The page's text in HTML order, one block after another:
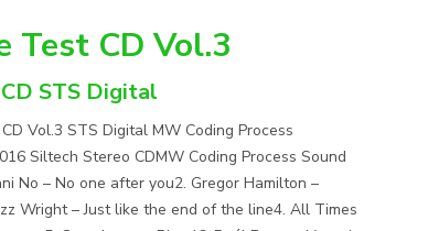
CD Vol.3
STS Digital
Vol.3 STS Digital MW Coding Process
Siltech Stereo CDMW Coding Process Sound
No – No one after you2. Gregor Hamilton –
Wright – Just like the end of the line4. All Times